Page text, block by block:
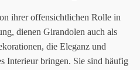
ihrer offensichtlichen Rolle in
dienen Girandolen auch als
die Eleganz und
Interieur bringen. Sie sind häufig